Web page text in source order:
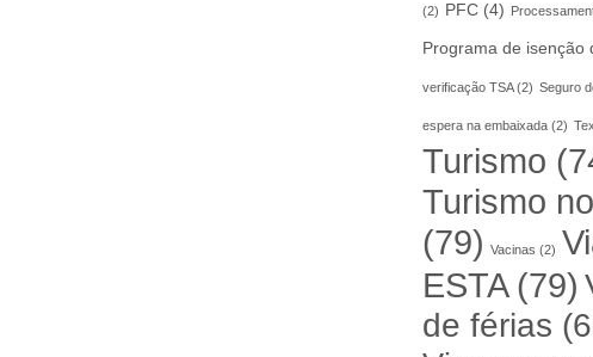
(2) PFC(4)
Programa de isenção
verificação TSA(2) Seguro
espera na embaixada(2)
Turismo
Turismo
(79) Vacinas (2)
ESTA(79)
de férias